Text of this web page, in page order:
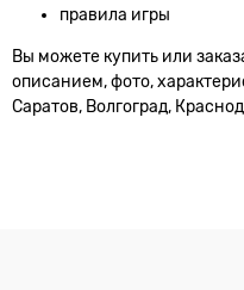
правила игры
Вы можете купить или
описанием, фото,
Саратов, Волгоград,